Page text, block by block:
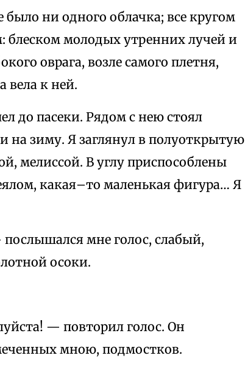
было ни одного облачка; все кругом
блеском молодых утренних лучей и
оврага, возле самого плетня,
вела к ней.
до пасеки. Рядом с нею стоял
на зиму. Я заглянул в полуоткрытую
мелиссой. В углу приспособлены
какая–то маленькая фигура… Я
мне голос, слабый,
осоки.
— повторил голос. Он
мною, подмостков.